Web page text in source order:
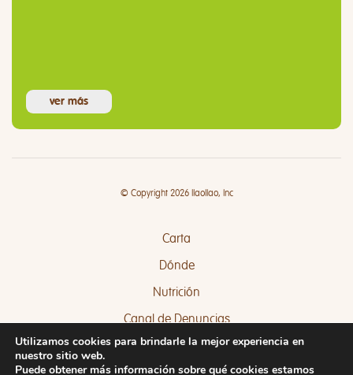
ver más
© Copyright 2026 llaollao, Inc
Carta
Dónde
Nutrición
Canal de Denuncias
Quejas y Sugerencias
Utilizamos cookies para brindarle la mejor experiencia en
nuestro sitio web.
Puede obtener más información sobre qué cookies estamos